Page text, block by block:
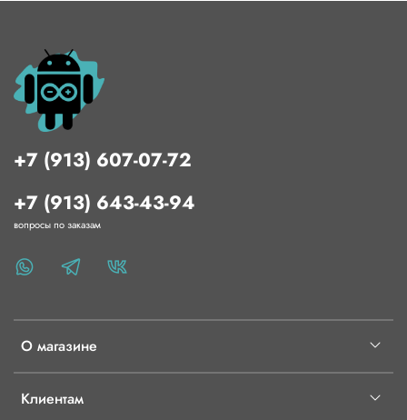
О магазине
Клиентам
+7 (913) 607-07-72
+7 (913) 643-43-94
вопросы по заказам